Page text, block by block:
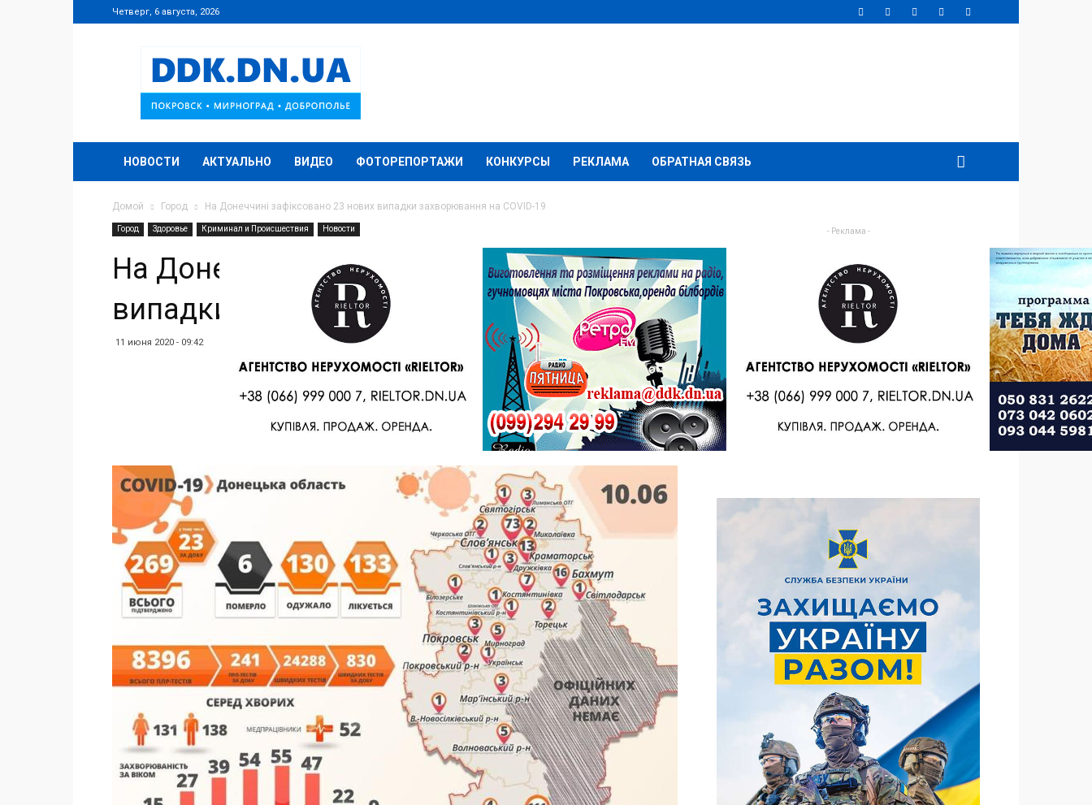
Четверг, 6 августа, 2026
DDK.DN.UA
НОВОСТИ АКТУАЛЬНО ВИДЕО ФОТОРЕПОРТАЖИ КОНКУРСЫ РЕКЛАМА ОБРАТНАЯ СВЯЗЬ
Домой Город На Донеччині зафіксовано 23 нових випадки захворювання на COVID-19
Город Здоровье Криминал и Происшествия Новости
На Донеччині зафіксовано 23 нових
випадки захворювання на COVID-19
11 июня 2020 - 09:42
- Реклама -